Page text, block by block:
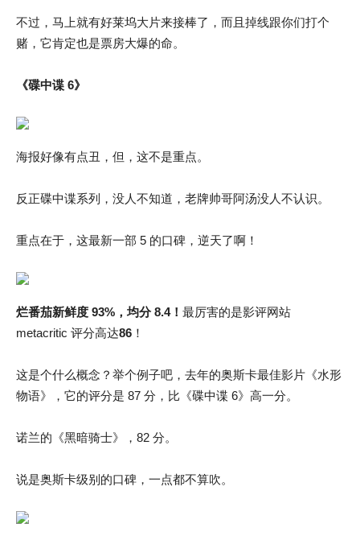
不过，马上就有好莱坞大片来接棒了，而且掉线跟你们打个
赌，它肯定也是票房大爆的命。
《碟中谍 6》
海报好像有点丑，但，这不是重点。
反正碟中谍系列，没人不知道，老牌帅哥阿汤没人不认识。
重点在于，这最新一部 5 的口碑，逆天了啊！
烂番茄新鲜度 93%，均分 8.4！ 最厉害的是影评网站
metacritic 评分高达86 ！
这是个什么概念？举个例子吧，去年的奥斯卡最佳影片《水形
物语》，它的评分是 87 分，比《碟中谍 6》高一分。
诺兰的《黑暗骑士》，82 分。
说是奥斯卡级别的口碑，一点都不算吹。